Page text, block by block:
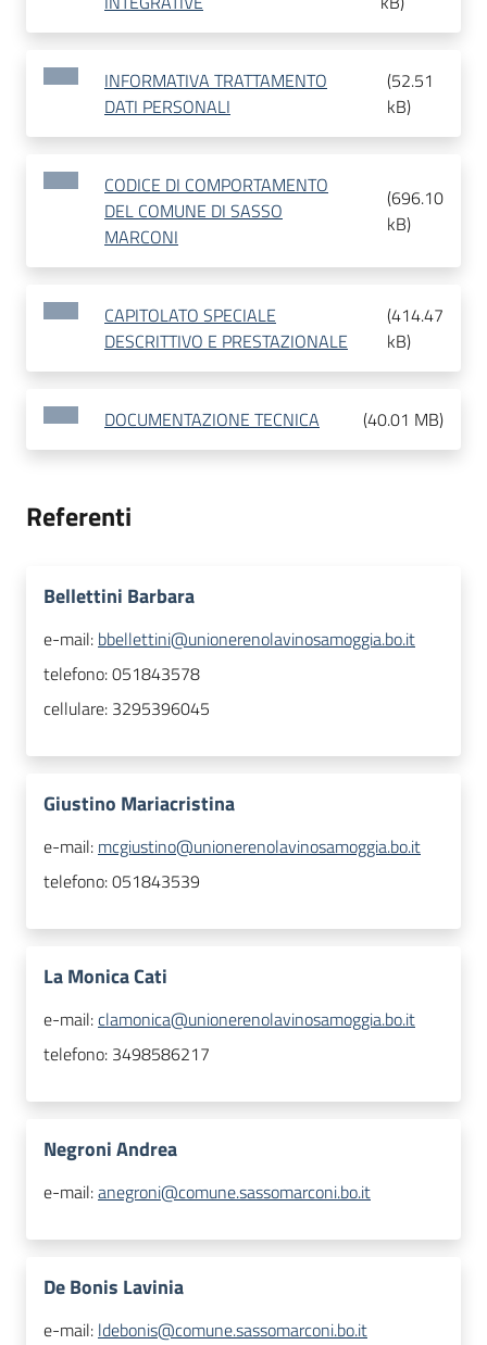
INFORMATIVA TRATTAMENTO
DATI PERSONALI
(52.51
kB)
CODICE DI COMPORTAMENTO
DEL COMUNE DI SASSO
MARCONI
(696.10
kB)
CAPITOLATO SPECIALE
DESCRITTIVO E PRESTAZIONALE
(414.47
kB)
DOCUMENTAZIONE TECNICA (40.01 MB)
Referenti
Bellettini Barbara
e-mail: bbellettini@unionerenolavinosamoggia.bo.it
telefono:051843578
cellulare: 3295396045
Giustino Mariacristina
e-mail: mcgiustino@unionerenolavinosamoggia.bo.it
telefono:051843539
La Monica Cati
e-mail:clamonica@unionerenolavinosamoggia.bo.it
telefono: 3498586217
Negroni Andrea
e-mail:anegroni@comune.sassomarconi.bo.it
De Bonis Lavinia
e-mail: ldebonis@comune.sassomarconi.bo.it